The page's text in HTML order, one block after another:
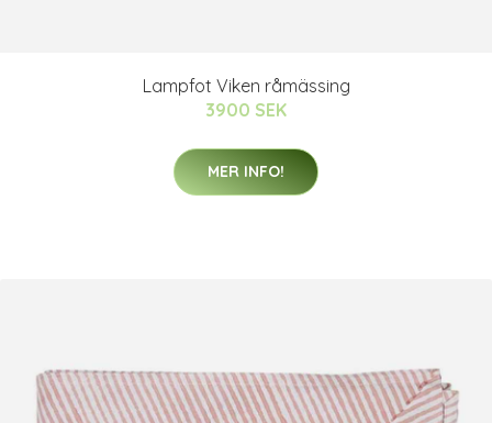
Lampfot Viken råmässing
3900 SEK
MER INFO!